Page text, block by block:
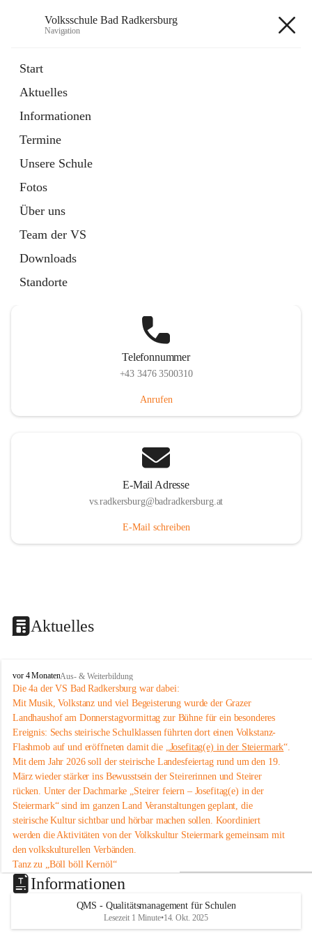
Volksschule Bad Radkersburg
Navigation
Start
Aktuelles
Informationen
Termine
Unsere Schule
Fotos
Über uns
Team der VS
Downloads
Standorte
Externe Webseite
in
Tab
Telefonnummer
+43 3476 3500310
Anrufen
E-Mail Adresse
vs.radkersburg@badradkersburg.at
E-Mail schreiben
Aktuelles
V
o
l
k
s
s
c
h
u
l
e
B
a
d
R
a
d
k
s
vor 4 MonatenAus- & Weiterbildung
Die 4a der VS Bad Radkersburg war dabei:
Mit Musik, Volkstanz und viel Begeisterung wurde der Grazer
Landhaushof am Donnerstagvormittag zur Bühne für ein besonderes
Ereignis: Sechs steirische Schulklassen führten dort einen Volkstanz-
Flashmob auf und eröffneten damit die „Josefitag(e) in der Steiermark“.
Mit dem Jahr 2026 soll der steirische Landesfeiertag rund um den 19.
März wieder stärker ins Bewusstsein der Steirerinnen und Steirer
rücken. Unter der Dachmarke „Steirer feiern – Josefitag(e) in der
Steiermark“ sind im ganzen Land Veranstaltungen geplant, die
steirische Kultur sichtbar und hörbar machen sollen. Koordiniert
werden die Aktivitäten von der Volkskultur Steiermark gemeinsam mit
den volkskulturellen Verbänden.
Tanz zu „Böll böll Kernöl“
Im Rahmen dieser Initiative studierten sechs Schulklassen aus der
Steiermark bereits im Unterricht eine einfache Volkstanz-Choreografie
ein. Am 12. März 2026 präsentierten sie diese um 11 Uhr im
als Flashmob.
Informationen
QMS - Qualitätsmanagement für Schulen
Lesezeit 1 Minute•14. Okt. 2025